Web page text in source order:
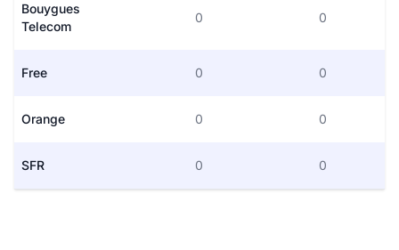
Bouygues
Telecom
0 0
Free 0 0
Orange 0 0
SFR 0 0